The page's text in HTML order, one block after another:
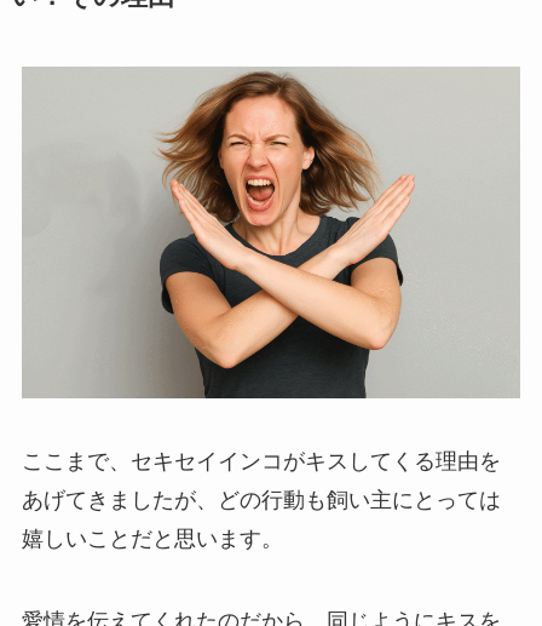
ここまで、セキセイインコがキスしてくる理由を
あげてきましたが、どの行動も飼い主にとっては
嬉しいことだと思います。